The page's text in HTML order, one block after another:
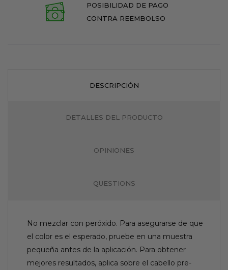
POSIBILIDAD DE PAGO
CONTRA REEMBOLSO
DESCRIPCIÓN
DETALLES DEL PRODUCTO
OPINIONES
QUESTIONS
No mezclar con peróxido. Para asegurarse de que
el color es el esperado, pruebe en una muestra
pequeña antes de la aplicación. Para obtener
mejores resultados, aplica sobre el cabello pre-